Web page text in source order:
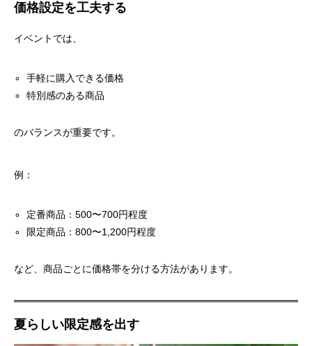
価格設定を工夫する
イベントでは、
手軽に購入できる価格
特別感のある商品
のバランスが重要です。
例：
定番商品：500〜700円程度
限定商品：800〜1,200円程度
など、商品ごとに価格帯を分ける方法があります。
夏らしい限定感を出す